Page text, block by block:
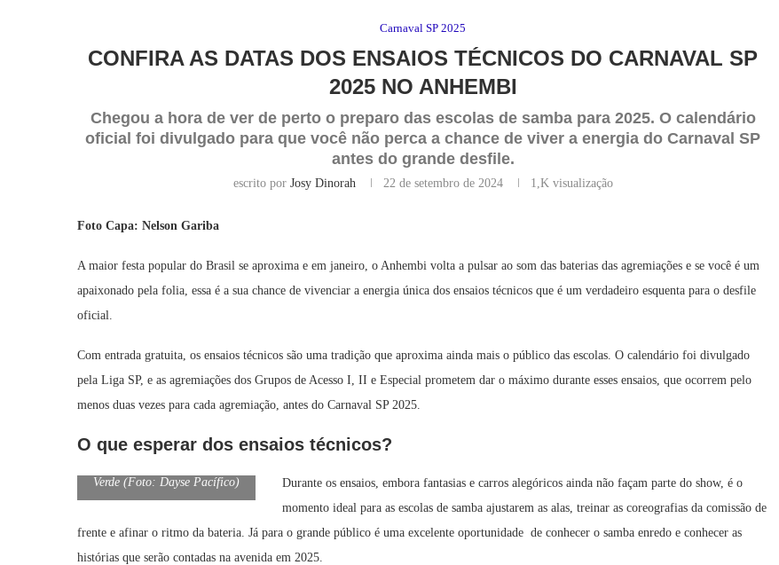
Carnaval SP 2025
CONFIRA AS DATAS DOS ENSAIOS TÉCNICOS DO CARNAVAL SP
2025 NO ANHEMBI
Chegou a hora de ver de perto o preparo das escolas de samba para 2025. O calendário
oficial foi divulgado para que você não perca a chance de viver a energia do Carnaval SP
antes do grande desfile.
escrito por Josy Dinorah 22 de setembro de 2024 1,Kvisualização
Foto Capa: Nelson Gariba
A maior festa popular do Brasil se aproxima e em janeiro, o Anhembi volta a pulsar ao som das baterias das agremiações e se você é um
apaixonado pela folia, essa é a sua chance de vivenciar a energia única dos ensaios técnicos que é um verdadeiro esquenta para o desfile
oficial.
Com entrada gratuita, os ensaios técnicos são uma tradição que aproxima ainda mais o público das escolas. O calendário foi divulgado
pela Liga SP, e as agremiações dos Grupos de Acesso I, II e Especial prometem dar o máximo durante esses ensaios, que ocorrem pelo
menos duas vezes para cada agremiação, antes do Carnaval SP 2025.
O que esperar dos ensaios técnicos?
Verde (Foto: Dayse Pacífico)
Durante os ensaios, embora fantasias e carros alegóricos ainda não façam parte do show, é o
momento ideal para as escolas de samba ajustarem as alas, treinar as coreografias da comissão de
frente e afinar o ritmo da bateria. Já para o grande público é uma excelente oportunidade de conhecer o samba enredo e conhecer as
histórias que serão contadas na avenida em 2025.